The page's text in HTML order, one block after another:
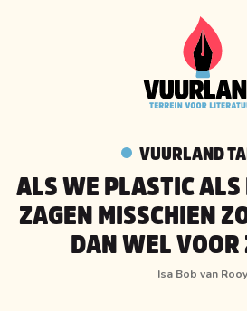
WAT ZIJN WIJ
VUURLAND TALENT
VUURLAND LEEST
CAFÉ VUURLAND
VUURLAND
ALS WE PLASTIC ALS
ZAGEN MISSCHIEN
DAN WEL VOOR
Isa Bob van Rooy